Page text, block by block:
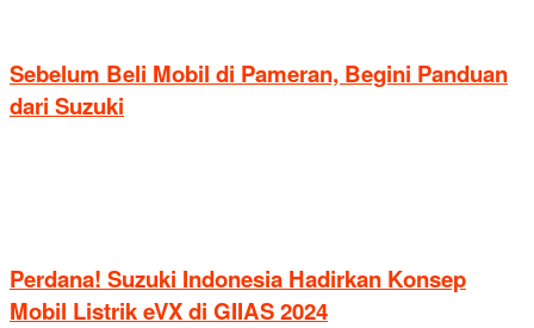
Sebelum Beli Mobil di Pameran, Begini Panduan
dari Suzuki
Perdana! Suzuki Indonesia Hadirkan Konsep
Mobil Listrik eVX di GIIAS 2024